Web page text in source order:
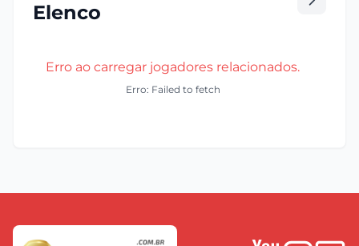
Elenco
Erro ao carregar jogadores relacionados.
Erro: Failed to fetch